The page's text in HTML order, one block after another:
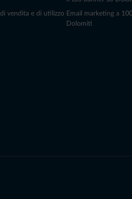
vendita e di utilizzo Email marketing a
Dolomiti